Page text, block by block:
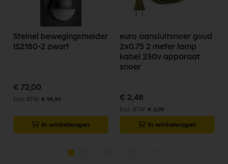
Steinel bewegingsmelder
IS2180-2 zwart
€ 72,00
€ 59,50
In winkelwagen
euro aansluitsnoer goud
2x0.75 2 meter lamp
kabel 230v apparaat
snoer
€ 2,48
€ 2,05
In winkelwagen